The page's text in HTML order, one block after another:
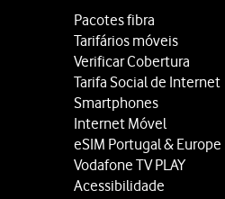
Pacotes fibra
Tarifários móveis
Verificar Cobertura
Tarifa Social de Internet
Smartphones
Internet Móvel
eSIM Portugal & Europe
Vodafone TV PLAY
Acessibilidade